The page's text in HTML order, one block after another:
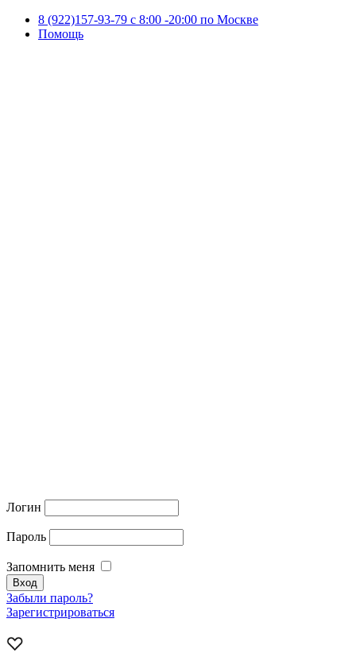
8 (922)157-93-79 c 8:00 -20:00 по Москве
Помощь
Логин
Пароль
Запомнить меня
Забыли пароль?
Зарегистрироваться